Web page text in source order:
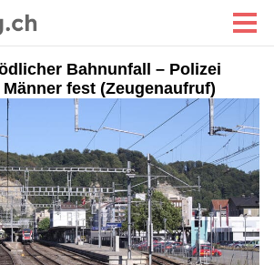
Bahnunfall – Polizei
fest (Zeugenaufruf)